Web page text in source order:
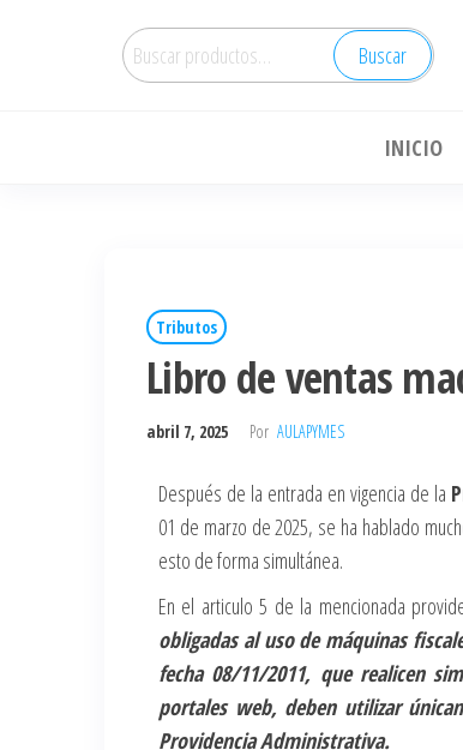
Buscar
INICIO
Tributos
Libro de ventas
abril 7, 2025 Por AULAPYMES
Después de la entrada en vigencia de la
01 de marzo de 2025, se ha hablado
esto de forma simultánea.
En el articulo 5 de la mencionada
obligadas al uso de máquinas
fecha 08/11/2011, que realicen
portales web, deben utilizar
Providencia Administrativa.